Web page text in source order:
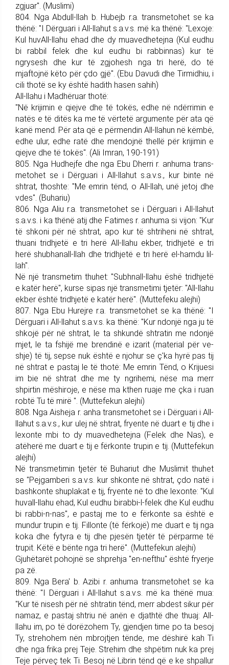
zgjuar". (Muslimi)
804. Nga Abdull-llah b. Hubejb r.a. trans­me­tohet se ka
thënë: "I Dërguari i All-llahut s.a.v.s. më ka thënë: "Lexoje:
Kul huvAll-llahu ehad dhe dy muavedhetejna (Kul eudhu
bi rabbil felek dhe kul eudhu bi rabbinnas) kur të
ngrysesh dhe kur të zgjohesh nga tri herë, do të
mjaftojnë këto për çdo gjë". (Ebu Davudi dhe Tirmidhiu, i
cili thotë se ky është hadith hasen sahih)
All-llahu i Madhëruar thotë:
"Në krijimin e qiejve dhe të tokës, edhe në ndërrimin e
natës e të ditës ka me të vërtetë argumente për ata që
kanë mend. Për ata që e përmendin All-llahun në këmbë,
edhe ulur, edhe ratë dhe mendojnë thellë për kri­jimin e
qiejve dhe të tokës". (Ali Imran, 190-191)
805. Nga Hudhejfe dhe nga Ebu Dherri r. anhuma trans­
me­tohet se i Dërguari i All-llahut s.a.v.s., kur binte në
shtrat, thoshte: "Me emrin tënd, o All-llah, unë jetoj dhe
vdes". (Buhariu)
806. Nga Aliu r.a. trans­me­tohet se i Dërguari i All-llahut
s.a.v.s. i ka thënë atij dhe Fatimes r. an­huma si vijon: "Kur
të shkoni për në shtrat, apo kur të shtriheni në shtrat,
thuani tridhjetë e tri herë All-llahu ekber, tridhjetë e tri
herë shubhanall-llah dhe tridhjetë e tri herë el-hamdu lil-
lah".
Në një transmetim thuhet: "Subhnall-llahu ëshë tridhjetë
e katër herë", kurse sipas një trans­metimi tjetër: "All-llahu
ekber është tridhjetë e katër herë". (Muttefeku alejhi)
807. Nga Ebu Hurejre r.a. trans­me­tohet se ka thënë: "I
Dër­guari i All-llahut s.a.v.s. ka thënë: "Kur ndonjë nga ju të
shkojë për në shtrat, le ta shkundë shtratin me ndonjë
mjet, le ta fshijë me brendinë e izarit (material për ve­
shje) të tij, sepse nuk është e njo­hur se ç'ka hyrë pas tij
në shtrat e pastaj le të thotë: Me emrin Tënd, o Krijuesi
im bie në shtrat dhe me ty ngrihemi, nëse ma merr
shpirtin mëshiroje, e nëse ma kthen ruaje me çka i ruan
robtë Tu të mirë ". (Mutte­fekun alejhi)
808. Nga Aisheja r. anha trans­me­tohet se i Dërguari i All-
llahut s.a.v.s., kur ulej në shtrat, fryente në duart e tij dhe i
lexonte mbi to dy muavedhetejna (Felek dhe Nas), e
atëherë me duart e tij e fërkonte trupin e tij. (Muttefekun
alejhi)
Në transmetimin tjetër të Buhariut dhe Muslimit thuhet
se "Pej­gam­be­ri s.a.v.s. kur shkonte në shtrat, çdo natë i
bashkonte shu­plakat e tij, fryente në to dhe lex­onte: "Kul
huvall-llahu ehad, Kul eudhu birabbi-l-felek dhe Kul eudhu
bi rabbi-n-nas", e pastaj me to e fërkonte sa është e
mundur trupin e tij. Fillonte (të fërkojë) me duart e tij nga
koka dhe fytyra e tij dhe pjesën tjetër të përparme të
trupit. Këtë e bënte nga tri herë". (Muttefekun alejhi)
Gjuhëtarët pohojnë se shprehja "en-nefthu" është fryerje
pa zë.
809. Nga Bera' b. Azibi r. an­huma trans­me­tohet se ka
thënë: "I Dërguari i All-llahut s.a.v.s. më ka thënë mua:
"Kur të nisesh për në shtratin tënd, merr abdest sikur për
namaz, e pastaj shtriu në anën e djathtë dhe thuaj: All-
llahu im, po të dorëzohem Ty, gjendjen time po ta besoj
Ty, strehohem nën mbrojtjen tënde, me dëshirë kah Ti
dhe nga frika prej Teje. Strehim dhe shpëtim nuk ka prej
Teje për­veç tek Ti. Besoj në Librin tënd që e ke shpallur